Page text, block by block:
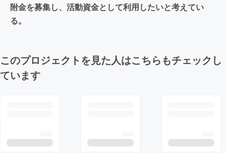
附金を募集し、活動資金として利用したいと考えてい
る。
このプロジェクトを見た人はこちらもチェックし
ています